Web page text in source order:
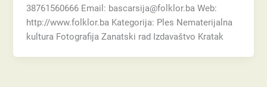
38761560666 Email: bascarsija@folklor.ba Web:
http://www.folklor.ba Kategorija: Ples Nematerijalna
kultura Fotografija Zanatski rad Izdavaštvo Kratak